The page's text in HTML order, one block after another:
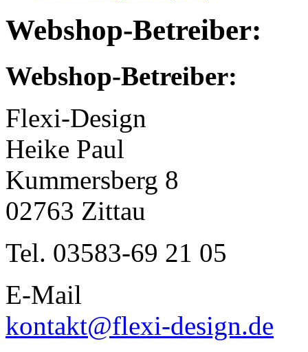
Webshop-Betreiber:
Webshop-Betreiber:
Flexi-Design
Heike Paul
Kummersberg 8
02763 Zittau
Tel. 03583-69 21 05
E-Mail
kontakt@flexi-design.de